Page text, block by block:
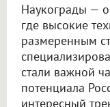
Наукограды —
где высокие
размеренным
стали важной
потенциала
интересный